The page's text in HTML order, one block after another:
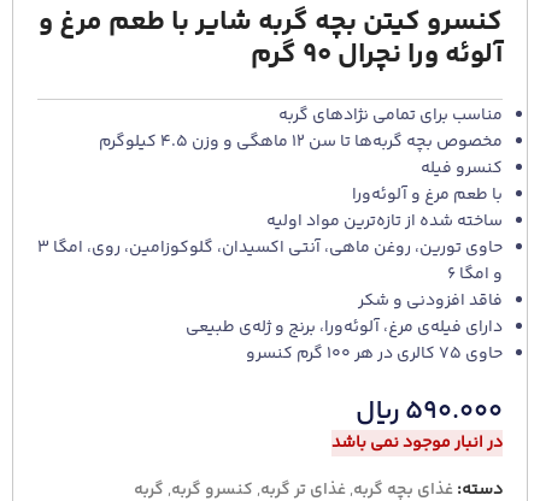
کنسرو کیتن بچه گربه شایر با طعم مرغ و
آلوئه ورا نچرال 90 گرم
مناسب برای تمامی نژادهای گربه
مخصوص بچه گربه‌ها تا سن 12 ماهگی و وزن 4.5 کیلوگرم
کنسرو فیله
با طعم مرغ و آلوئه‌ورا
ساخته شده از تازه‌ترین مواد اولیه
حاوی تورین، روغن ماهی، آنتی اکسیدان، گلوکوزامین، روی، امگا 3
و امگا 6
فاقد افزودنی و شکر
دارای فیله‌ی مرغ، آلوئه‌ورا، برنج و ژله‌ی طبیعی
حاوی 75 کالری در هر 100 گرم کنسرو
۵۹۰.۰۰۰ریال
در انبار موجود نمی باشد
دسته:غذای بچه گربه,غذای تر گربه, کنسرو گربه, گربه